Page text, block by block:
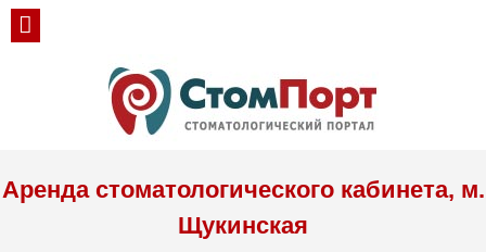
Аренда стоматологического кабинета, м.
Щукинская